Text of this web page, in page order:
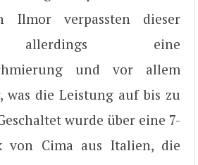
Ilmor verpassten dieser
allerdings eine
und vor allem
was die Leistung auf bis zu
wurde über eine 7-
von Cima aus Italien, die